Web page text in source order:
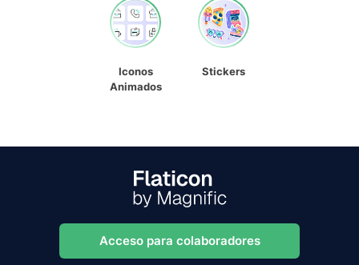
Iconos
Animados
Stickers
Acceso para colaboradores